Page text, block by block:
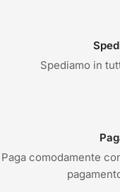
Spediamo in
Paga comodamente